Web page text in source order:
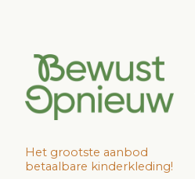
Het grootste aanbod
betaalbare kinderkleding!